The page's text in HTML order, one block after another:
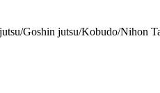
Goshin jutsu/Kobudo/Nihon